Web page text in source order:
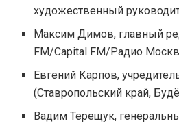
художественный
Максим Димов, главный
FM/Capital FM/Радио
Евгений Карпов,
(Ставропольский край,
Вадим Терещук,